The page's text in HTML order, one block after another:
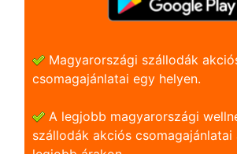
Magyarországi szállodák
csomagajánlatai egy helyen.
A legjobb magyarországi
szállodák akciós csomagajánlatai